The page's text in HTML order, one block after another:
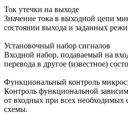
Ток утечки на выходе
Значение тока в выходной цепи
состоянии выхода и заданных
Установочный набор сигналов
Входной набор, подаваемый на
перевода в другое (известное)
Функциональный контроль
Контроль функциональной
от входных при всех необходимых
схемы.